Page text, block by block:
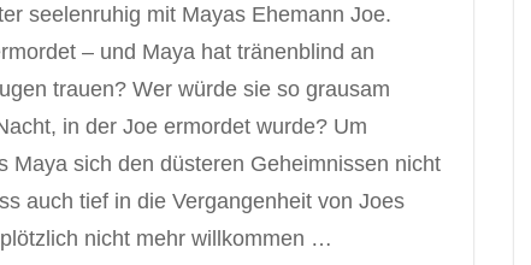
seelenruhig mit Mayas Ehemann Joe.
– und Maya hat tränenblind an
trauen? Wer würde sie so grausam
in der Joe ermordet wurde? Um
sich den düsteren Geheimnissen nicht
auch tief in die Vergangenheit von Joes
nicht mehr willkommen …